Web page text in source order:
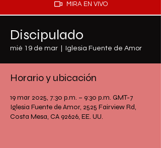
MIRA EN VIVO
Discipulado
mié 19 de mar Iglesia Fuente de Amor
Horario y ubicación
19 mar 2025, 7:30 p.m. – 9:30 p.m. GMT-7
Iglesia Fuente de Amor, 2525 Fairview Rd,
Costa Mesa, CA 92626, EE. UU.